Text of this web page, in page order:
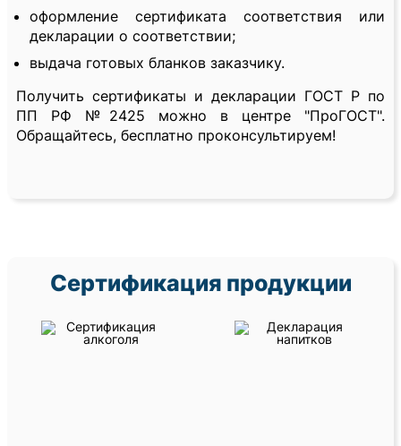
оформление сертификата соответствия или
декларации о соответствии;
выдача готовых бланков заказчику.
Получить сертификаты и декларации ГОСТ Р по
ПП РФ №2425 можно в центре "ПроГОСТ".
Обращайтесь, бесплатно проконсультируем!
Сертификация продукции